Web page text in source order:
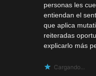
personas les
entiendan el
que aplica
reiteradas
explicarlo más
Cargando...